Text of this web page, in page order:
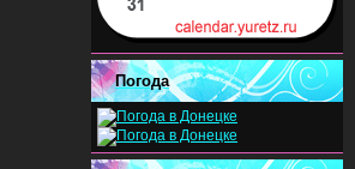
Погода